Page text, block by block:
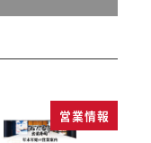
営業情報